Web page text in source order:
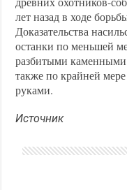
лет назад в ходе
Доказательства
останки по меньшей
разбитыми
также по крайней
руками.
Источник